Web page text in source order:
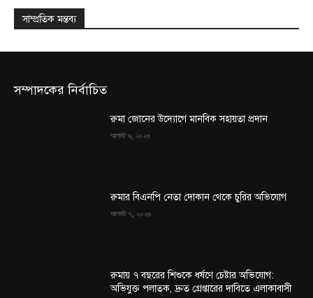
সাম্প্রতিক মন্তব্য
সম্পাদকের নির্বাচিত
রুমা জোনের উদ্যোগে মানবিক সহায়তা প্রদান
আগস্ট ৯, ২০২৬
রুমার বিএনপি নেতা দোকান থেকে চুরির অভিযোগ
আগস্ট ৭, ২০২৬
রুমায় ৭ বছরের শিশুকে ধর্ষণে চেষ্টার অভিযোগ:
অভিযুক্ত পলাতক, দ্রুত গ্রেপ্তারের দাবিতে এলাকাবাসী